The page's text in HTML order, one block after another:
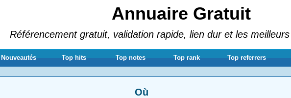
Annuaire Gratuit
Référencement gratuit, validation rapide, lien dur et les
Nouveautés Top hits Top notes Top rank Top referrers
Où